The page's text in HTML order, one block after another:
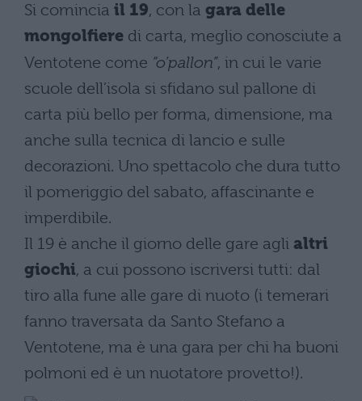
Si comincia il 19, con la gara delle
mongolfiere di carta, meglio conosciute a
Ventotene come “o’pallon”, in cui le varie
scuole dell’isola si sfidano sul pallone di
carta più bello per forma, dimensione, ma
anche sulla tecnica di lancio e sulle
decorazioni. Uno spettacolo che dura tutto
il pomeriggio del sabato, affascinante e
imperdibile.
Il 19 è anche il giorno delle gare agli altri
giochi, a cui possono iscriversi tutti: dal
tiro alla fune alle gare di nuoto (i temerari
fanno traversata da Santo Stefano a
Ventotene, ma è una gara per chi ha buoni
polmoni ed è un nuotatore provetto!).